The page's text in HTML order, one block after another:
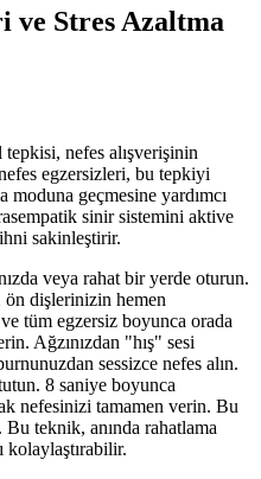
ve Stres Azaltma
nefes alışverişinin
nefes egzersizleri, bu tepkiyi
geçmesine yardımcı
sinir sistemini aktive
sakinleştirir.
veya rahat bir yerde oturun.
dişlerinizin hemen
tüm egzersiz boyunca orada
Ağzınızdan "hış" sesi
sessizce nefes alın.
8 saniye boyunca
nefesinizi tamamen verin. Bu
teknik, anında rahatlama
kolaylaştırabilir.